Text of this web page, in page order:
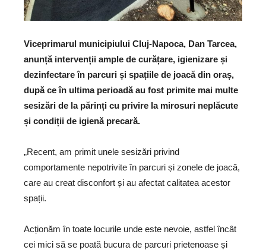
Viceprimarul municipiului Cluj-Napoca, Dan Tarcea,
anunță intervenții ample de curățare, igienizare și
dezinfectare în parcuri și spațiile de joacă din oraș,
după ce în ultima perioadă au fost primite mai multe
sesizări de la părinți cu privire la mirosuri neplăcute
și condiții de igienă precară.
„Recent, am primit unele sesizări privind
comportamente nepotrivite în parcuri și zonele de joacă,
care au creat disconfort și au afectat calitatea acestor
spații.
Acționăm în toate locurile unde este nevoie, astfel încât
cei mici să se poată bucura de parcuri prietenoase și